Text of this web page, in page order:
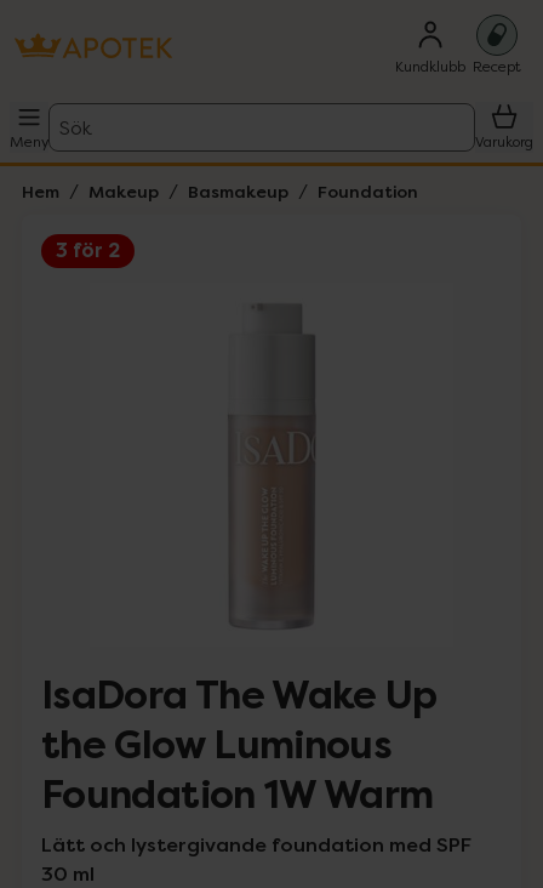
Kundklubb Recept
Meny
Sök
Varukorg
Hem Makeup Basmakeup Foundation
3 för 2
IsaDora The Wake Up
the Glow Luminous
Foundation 1W Warm
Lätt och lystergivande foundation med SPF
30 ml